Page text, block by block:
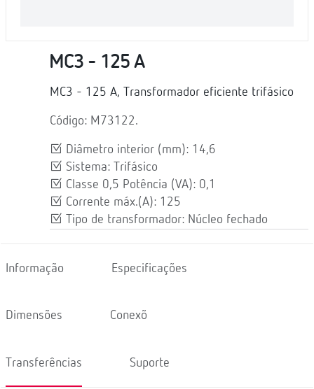
MC3 - 125 A
MC3 - 125 A, Transformador eficiente trifásico
Código: M73122.
Diâmetro interior (mm): 14,6
Sistema: Trifásico
Classe 0,5 Potência (VA): 0,1
Corrente máx.(A): 125
Tipo de transformador: Núcleo fechado
Informação Especificações
Dimensões Conexõ
Transferências Suporte